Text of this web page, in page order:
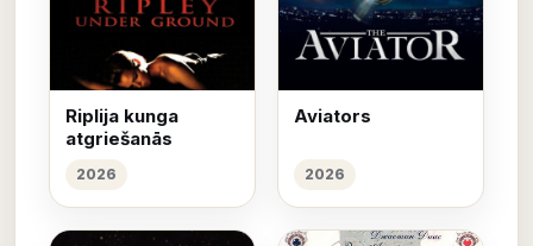
Riplija kunga
atgriešanās
2026
Aviators
2026